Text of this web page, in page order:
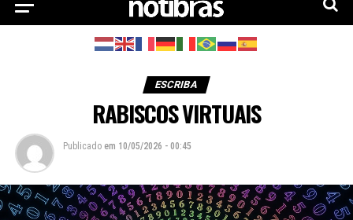
ESCRIBA
RABISCOS VIRTUAIS
Publicado em 10/05/2026 - 00:45